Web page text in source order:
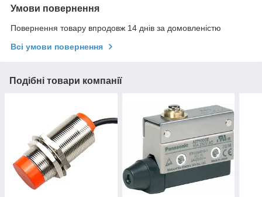
Умови повернення
Повернення товару впродовж 14 днів за домовленістю
Всі умови повернення
Подібні товари компанії